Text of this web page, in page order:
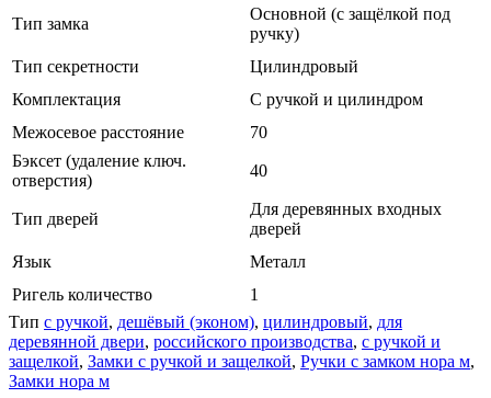
Тип замка
Основной (с защёлкой под
ручку)
Тип секретности
Цилиндровый
Комплектация
С ручкой и цилиндром
Межосевое расстояние
70
Бэксет (удаление ключ.
отверстия)
40
Тип дверей
Для деревянных входных
дверей
Язык
Металл
Ригель количество
1
Тип с ручкой, дешёвый (эконом), цилиндровый, для
деревянной двери, российского производства, с ручкой и
защелкой, Замки с ручкой и защелкой, Ручки с замком нора м,
Замки нора м